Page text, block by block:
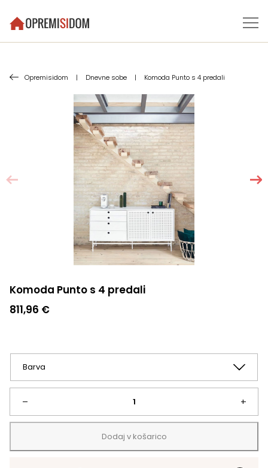
Opremisidom | Dnevne sobe | Komoda Punto s 4 predali
Komoda Punto s 4 predali
811,96 €
–
Komoda
Punto
s
+
Dodaj v košarico